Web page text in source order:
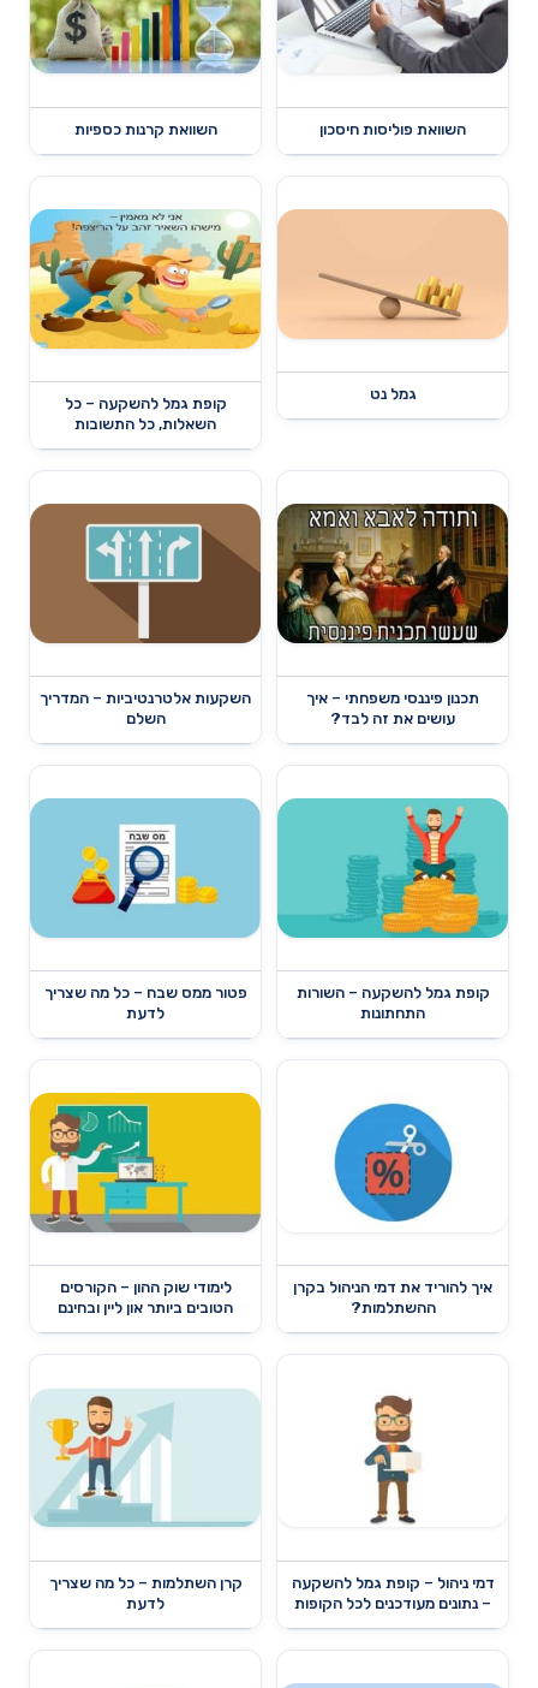
השוואת פוליסות חיסכון השוואת קרנות כספיות
גמל נט
קופת גמל להשקעה – כל
השאלות, כל התשובות
תכנון פיננסי משפחתי – איך
עושים את זה לבד?
השקעות אלטרנטיביות – המדריך
השלם
קופת גמל להשקעה – השורות
התחתונות
פטור ממס שבח – כל מה שצריך
לדעת
איך להוריד את דמי הניהול בקרן
ההשתלמות?
לימודי שוק ההון – הקורסים
הטובים ביותר און ליין ובחינם
דמי ניהול – קופת גמל להשקעה
– נתונים מעודכנים לכל הקופות
קרן השתלמות – כל מה שצריך
לדעת